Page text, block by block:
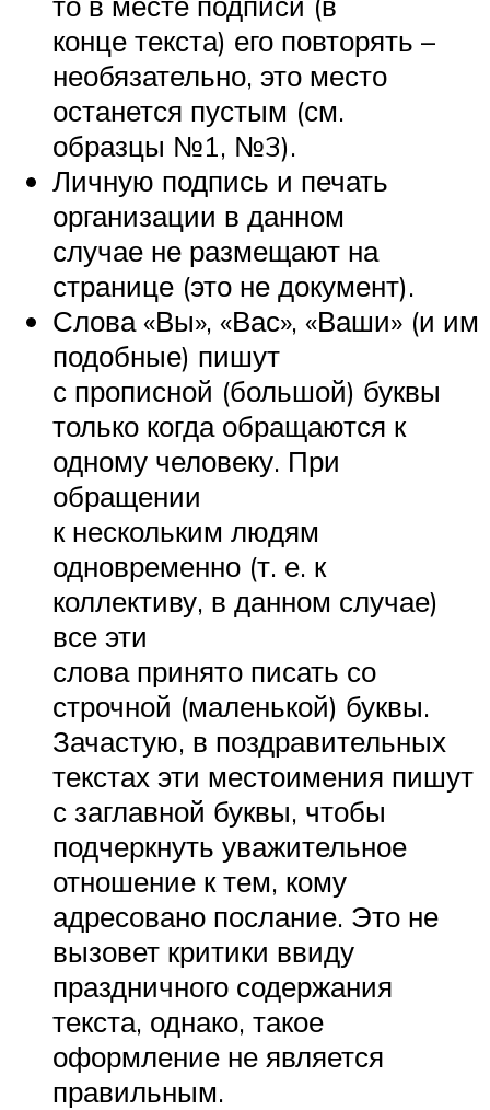
конце текста) его повторять –
необязательно, это место
останется пустым (см.
образцы №1, №3).
Личную подпись и печать
организации в данном
случае не размещают на
странице (это не документ).
Слова «Вы», «Вас», «Ваши» (и им
подобные) пишут
с прописной (большой) буквы
только когда обращаются к
одному человеку. При
обращении
к нескольким людям
одновременно (т. е. к
коллективу, в данном случае)
все эти
слова принято писать со
строчной (маленькой) буквы.
Зачастую, в поздравительных
текстах эти местоимения пишут
с заглавной буквы, чтобы
подчеркнуть уважительное
отношение к тем, кому
адресовано послание. Это не
вызовет критики ввиду
праздничного содержания
текста, однако, такое
оформление не является
правильным.